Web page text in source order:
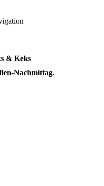
& Keks
Nachmittag.